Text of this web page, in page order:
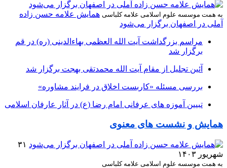
به همت موسسه علوم اسلامی علامه کلباسی همایش علامه حسن زاده
آملی در اصفهان برگزار می‌شود
مراسم بزرگداشت آیت‌ الله العظمی بهاءالدینی (ره) در قم
برگزار شد
آئین تجلیل از مقام آیت الله محمدتقی بهجت برگزار شد
بررسی مسئله «کاربست اخلاق در فرایند مشاوره»
تبیین آموزه‌ های عرفانی امام رضا (ع) در آثار عارفان اسلامی
همایش و نشست های معنوی
۳۱
شهریور ۱۴۰۳
به همت موسسه علوم اسلامی علامه کلباسی